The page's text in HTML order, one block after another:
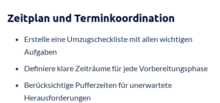
Zeitplan und Terminkoordination
Erstelle eine Umzugscheckliste mit allen wichtigen
Aufgaben
Definiere klare Zeiträume für jede Vorbereitungsphase
Berücksichtige Pufferzeiten für unerwartete
Herausforderungen